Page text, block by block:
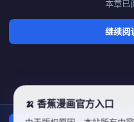
本章已
继续阅
🍌 香蕉漫画官方入口
由于版权原因，本站所有内